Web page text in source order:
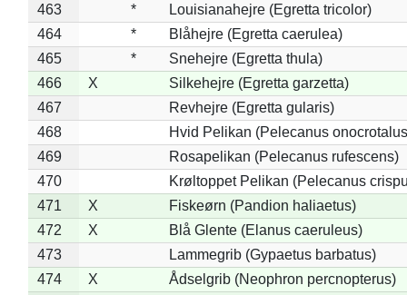
463
*
Louisianahejre (Egretta tricolor)
464
*
Blåhejre (Egretta caerulea)
465
*
Snehejre (Egretta thula)
466
X
Silkehejre (Egretta garzetta)
467
Revhejre (Egretta gularis)
468
Hvid Pelikan (Pelecanus
469
Rosapelikan (Pelecanus rufescens)
470
Krøltoppet Pelikan (Pelecanus
471
X
Fiskeørn (Pandion haliaetus)
472
X
Blå Glente (Elanus caeruleus)
473
Lammegrib (Gypaetus barbatus)
474
X Ådselgrib (Neophron percnopterus)